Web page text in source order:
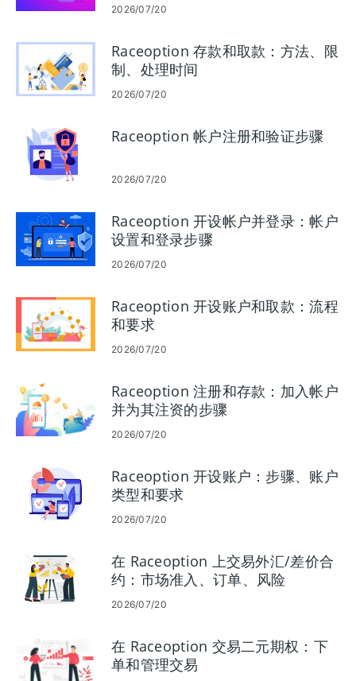
2026/07/20
Raceoption 存款和取款：方法、限
制、处理时间
2026/07/20
Raceoption 帐户注册和验证步骤
2026/07/20
Raceoption 开设帐户并登录：帐户
设置和登录步骤
2026/07/20
Raceoption 开设账户和取款：流程
和要求
2026/07/20
Raceoption 注册和存款：加入帐户
并为其注资的步骤
2026/07/20
Raceoption 开设账户：步骤、账户
类型和要求
2026/07/20
在 Raceoption 上交易外汇/差价合
约：市场准入、订单、风险
2026/07/20
在 Raceoption 交易二元期权：下
单和管理交易